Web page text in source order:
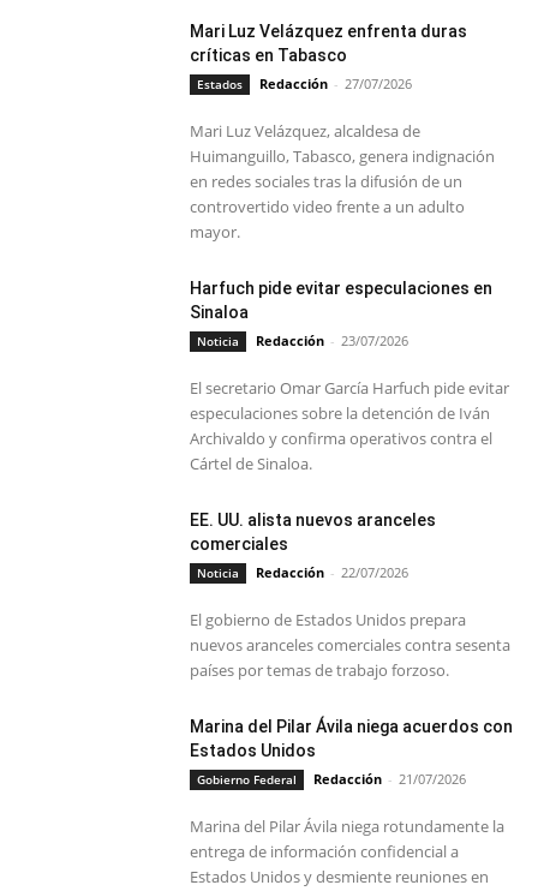
Mari Luz Velázquez enfrenta duras
críticas en Tabasco
Estados Redacción - 27/07/2026
Mari Luz Velázquez, alcaldesa de
Huimanguillo, Tabasco, genera indignación
en redes sociales tras la difusión de un
controvertido video frente a un adulto
mayor.
Harfuch pide evitar especulaciones en
Sinaloa
Noticia Redacción - 23/07/2026
El secretario Omar García Harfuch pide evitar
especulaciones sobre la detención de Iván
Archivaldo y confirma operativos contra el
Cártel de Sinaloa.
EE. UU. alista nuevos aranceles
comerciales
Noticia Redacción - 22/07/2026
El gobierno de Estados Unidos prepara
nuevos aranceles comerciales contra sesenta
países por temas de trabajo forzoso.
Marina del Pilar Ávila niega acuerdos con
Estados Unidos
Gobierno Federal Redacción - 21/07/2026
Marina del Pilar Ávila niega rotundamente la
entrega de información confidencial a
Estados Unidos y desmiente reuniones en